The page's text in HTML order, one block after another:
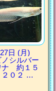
日 (月)
シルバー
ナ 約１５
０２ …